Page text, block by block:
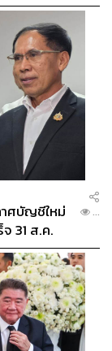
ศบัญชีใหม่
31 ส.ค.
...